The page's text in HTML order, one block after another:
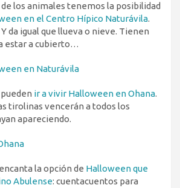
los animales tenemos la posibilidad
en el Centro Hípico Naturávila.
da igual que llueva o nieve. Tienen
estar a cubierto…
ir a vivir Halloween en Ohana.
tirolinas vencerán a todos los
apareciendo.
la opción de Halloween que
Abulense: cuentacuentos para